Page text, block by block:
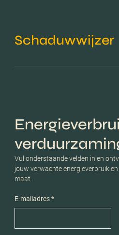
Schaduwwijzer
Vul onderstaande velden in en
jouw verwachte energieverbruik
maat.
E-mailadres *